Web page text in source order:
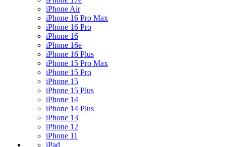
iPhone Air
iPhone 16 Pro Max
iPhone 16 Pro
iPhone 16
iPhone 16e
iPhone 16 Plus
iPhone 15 Pro Max
iPhone 15 Pro
iPhone 15
iPhone 15 Plus
iPhone 14
iPhone 14 Plus
iPhone 13
iPhone 12
iPhone 11
iPad